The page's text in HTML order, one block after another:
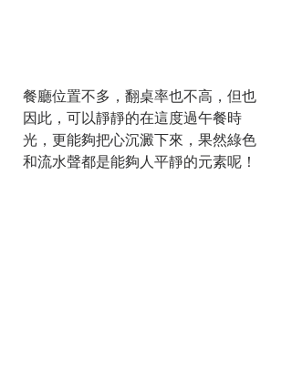
餐廳位置不多，翻桌率也不高，但也
因此，可以靜靜的在這度過午餐時
光，更能夠把心沉澱下來，果然綠色
和流水聲都是能夠人平靜的元素呢！